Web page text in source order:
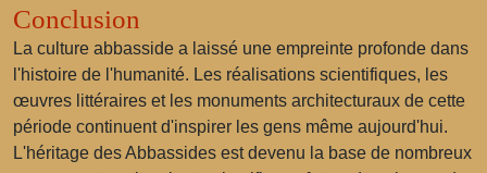
Conclusion
La culture abbasside a laissé une empreinte profonde dans
l'histoire de l'humanité. Les réalisations scientifiques, les
œuvres littéraires et les monuments architecturaux de cette
période continuent d'inspirer les gens même aujourd'hui.
L'héritage des Abbassides est devenu la base de nombreux